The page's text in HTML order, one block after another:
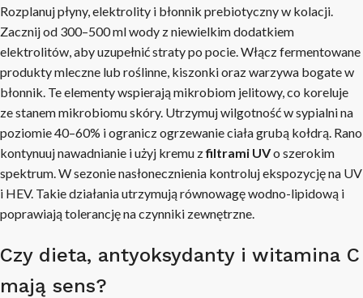
Rozplanuj płyny, elektrolity i błonnik prebiotyczny w kolacji.
Zacznij od 300–500 ml wody z niewielkim dodatkiem
elektrolitów, aby uzupełnić straty po pocie. Włącz fermentowane
produkty mleczne lub roślinne, kiszonki oraz warzywa bogate w
błonnik. Te elementy wspierają mikrobiom jelitowy, co koreluje
ze stanem mikrobiomu skóry. Utrzymuj wilgotność w sypialni na
poziomie 40–60% i ogranicz ogrzewanie ciała grubą kołdrą. Rano
kontynuuj nawadnianie i użyj kremu zfiltrami UVo szerokim
spektrum. W sezonie nasłonecznienia kontroluj ekspozycję na UV
i HEV. Takie działania utrzymują równowagę wodno-lipidową i
poprawiają tolerancję na czynniki zewnętrzne.
Czy dieta, antyoksydanty i witamina C
mają sens?